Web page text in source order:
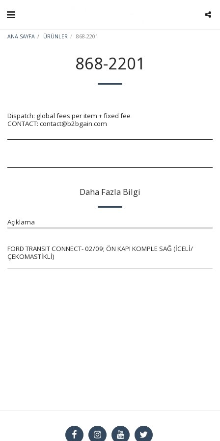
ANA SAYFA ÜRÜNLER 868-2201
868-2201
Dispatch: global fees per item + fixed fee
CONTACT: contact@b2bgain.com
Daha Fazla Bilgi
Açıklama
FORD TRANSIT CONNECT- 02/09; ÖN KAPI KOMPLE SAĞ (İCELİ/
ÇEKOMASTİKLİ)